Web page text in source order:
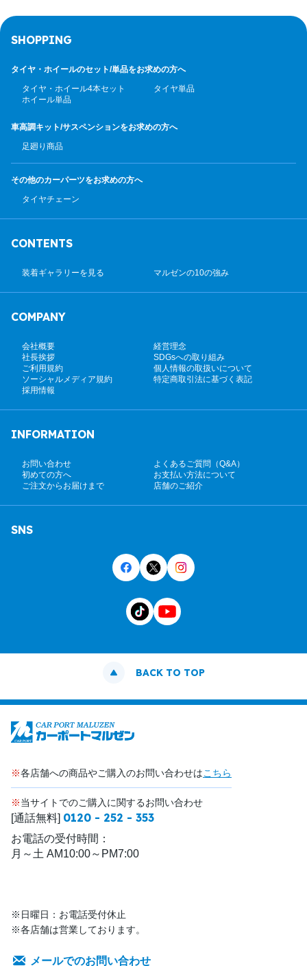
SHOPPING
タイヤ・ホイールのセット/単品をお求めの方へ
タイヤ・ホイール4本セット
タイヤ単品
ホイール単品
車高調キット/サスペンションをお求めの方へ
足廻り商品
その他のカーパーツをお求めの方へ
タイヤチェーン
CONTENTS
装着ギャラリーを見る マルゼンの10の強み
COMPANY
会社概要
経営理念
社長挨拶
SDGsへの取り組み
ご利用規約
個人情報の取扱いについて
ソーシャルメディア規約
特定商取引法に基づく表記
採用情報
INFORMATION
お問い合わせ
よくあるご質問（Q&A）
初めての方へ
お支払い方法について
ご注文からお届けまで
店舗のご紹介
SNS
BACK TO TOP
※各店舗への商品やご購入のお問い合わせはこちら
※当サイトでのご購入に関するお問い合わせ
[通話無料] 0120 - 252 - 353
お電話の受付時間：
月～土 AM10:00～PM7:00
※日曜日：お電話受付休止
※各店舗は営業しております。
メールでのお問い合わせ